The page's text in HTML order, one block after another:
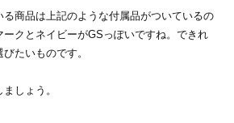
る商品は上記のような付属品がついているの
ークとネイビーがGSっぽいですね。できれ
たいものです。
しょう。